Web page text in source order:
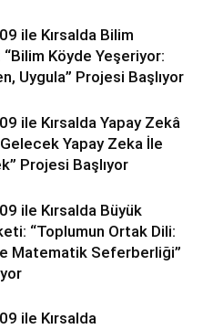
ile Kırsalda Bilim
Köyde Yeşeriyor:
Uygula” Projesi Başlıyor
ile Kırsalda Yapay Zekâ
Yapay Zeka İle
Projesi Başlıyor
ile Kırsalda Büyük
“Toplumun Ortak Dili:
Matematik Seferberliği”
ile Kırsalda